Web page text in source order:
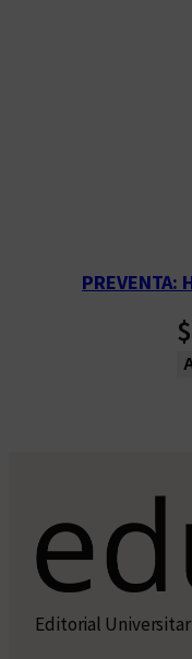
$
Editorial